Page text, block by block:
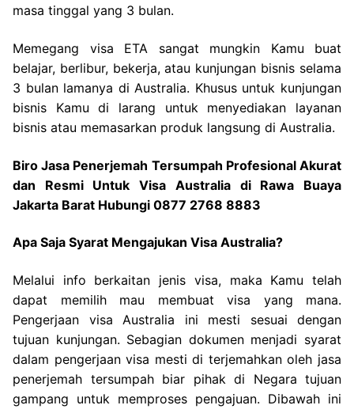
masa tinggal yang 3 bulan.
Memegang visa ETA sangat mungkin Kamu buat
belajar, berlibur, bekerja, atau kunjungan bisnis selama
3 bulan lamanya di Australia. Khusus untuk kunjungan
bisnis Kamu di larang untuk menyediakan layanan
bisnis atau memasarkan produk langsung di Australia.
Biro Jasa Penerjemah Tersumpah Profesional Akurat
dan Resmi Untuk Visa Australia di Rawa Buaya
Jakarta Barat Hubungi 0877 2768 8883
Apa Saja Syarat Mengajukan Visa Australia?
Melalui info berkaitan jenis visa, maka Kamu telah
dapat memilih mau membuat visa yang mana.
Pengerjaan visa Australia ini mesti sesuai dengan
tujuan kunjungan. Sebagian dokumen menjadi syarat
dalam pengerjaan visa mesti di terjemahkan oleh jasa
penerjemah tersumpah biar pihak di Negara tujuan
gampang untuk memproses pengajuan. Dibawah ini